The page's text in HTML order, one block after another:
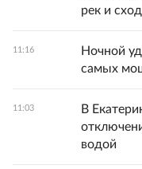
рек и
11:16
Ночной
самых
11:03
В
водой